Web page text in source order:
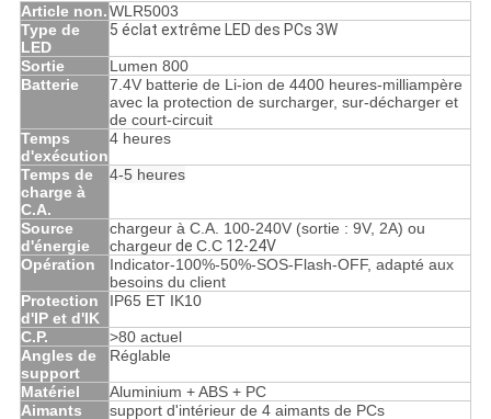
Article non.WLR5003
Type de
LED
5 éclat extrême LED des PCs 3W
Sortie
Lumen 800
Batterie
7.4V batterie de Li-ion de 4400 heures-milliampère
avec la protection de surcharger, sur-décharger et
de court-circuit
Temps
d'exécution
4 heures
Temps de
charge à
C.A.
4-5 heures
Source
d'énergie
chargeur à C.A. 100-240V (sortie : 9V, 2A) ou
chargeurde C.C12-24V
Opération
Indicator-100%-50%-SOS-Flash-OFF, adapté aux
besoins du client
Protection
d'IP et d'IK
IP65 ET IK10
C.P.
>80 actuel
Angles de
support
Réglable
Matériel
Aluminium + ABS + PC
Aimants
support d'intérieur de 4 aimants de PCs